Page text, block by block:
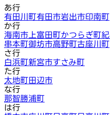
あ行
有田川町有田市岩出市印南町
か行
海南市 上富田町かつらぎ町
串本町御坊市高野町古座川町
さ行
白浜町新宮市すさみ町
た行
太地町田辺市
な行
那智勝浦町
は行